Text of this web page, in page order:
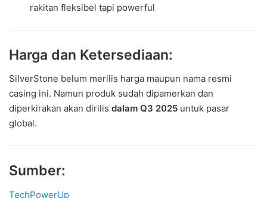
rakitan fleksibel tapi powerful
Harga dan Ketersediaan:
SilverStone belum merilis harga maupun nama resmi
casing ini. Namun produk sudah dipamerkan dan
diperkirakan akan dirilis dalam Q3 2025 untuk pasar
global.
Sumber:
TechPowerUp